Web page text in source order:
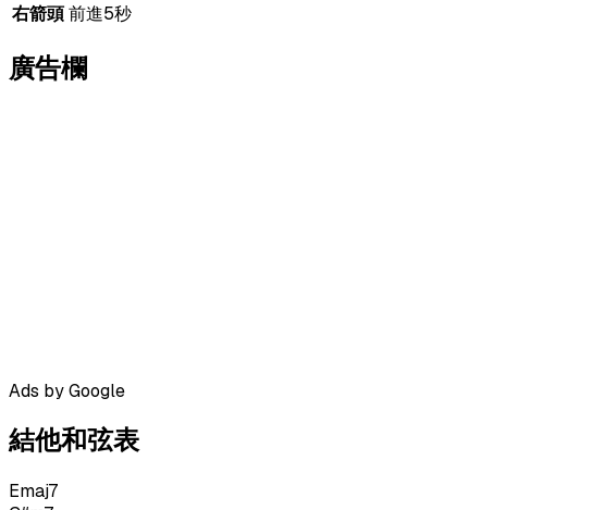
右箭頭前進5秒
廣告欄
Ads by Google
結他和弦表
Emaj7